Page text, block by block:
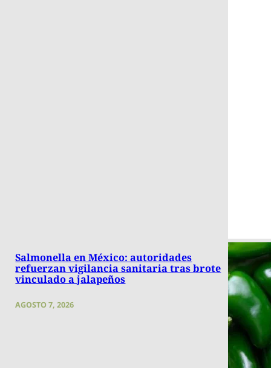
Salmonella en México: autoridades
refuerzan vigilancia sanitaria tras brote
vinculado a jalapeños
AGOSTO 7, 2026